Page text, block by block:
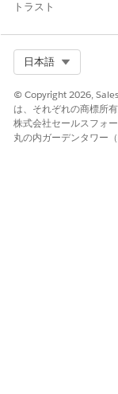
トラスト
日本語
© Copyright 2026,
は、それぞれの商標所
株式会社セールスフォ
丸の内ガーデンタワー